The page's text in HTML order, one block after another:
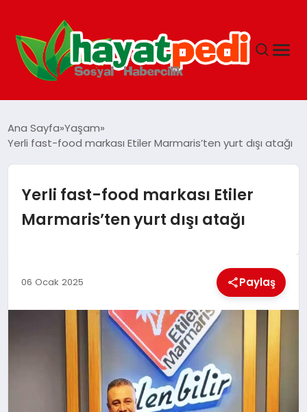
GUNCEL
SPOR & FITNESS
Ana Sayfa Yaşam
Yerli fast-food markası Etiler Marmaris’ten yurt dışı atağı
Yerli fast-food markası Etiler
Marmaris’ten yurt dışı atağı
06 Ocak 2025 Paylaş